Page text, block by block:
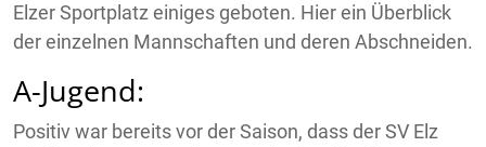
Elzer Sportplatz einiges geboten. Hier ein Überblick
der einzelnen Mannschaften und deren Abschneiden.
A-Jugend:
Positiv war bereits vor der Saison, dass der SV Elz